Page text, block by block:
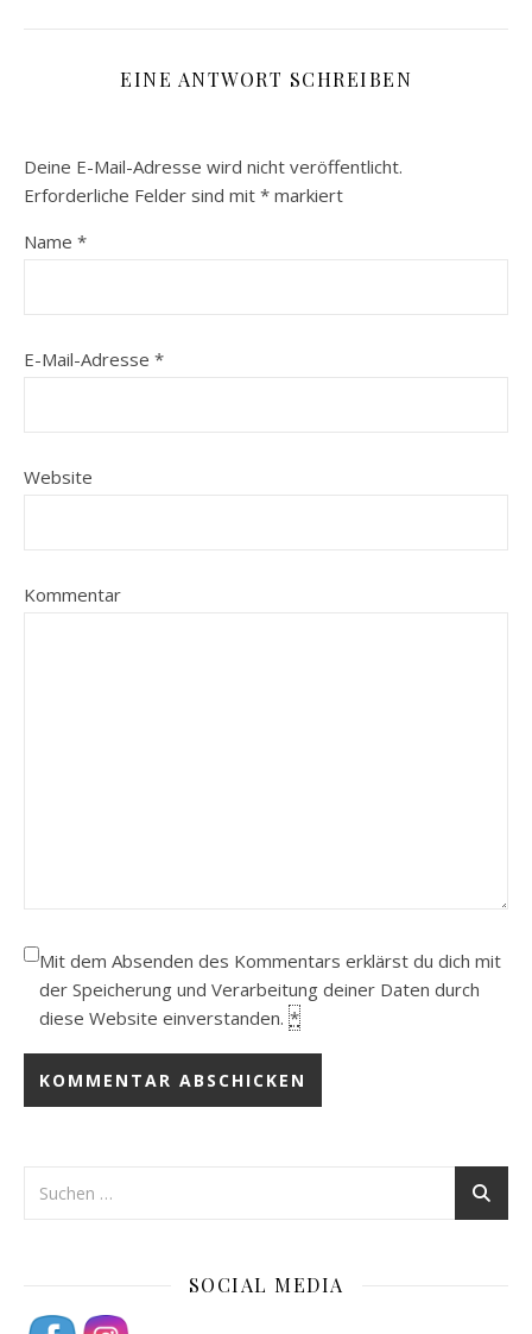
EINE ANTWORT SCHREIBEN
Deine E-Mail-Adresse wird nicht veröffentlicht.
Erforderliche Felder sind mit * markiert
Name *
E-Mail-Adresse *
Website
Kommentar
Mit dem Absenden des Kommentars erklärst du dich mit
der Speicherung und Verarbeitung deiner Daten durch
diese Website einverstanden. *
SOCIAL MEDIA